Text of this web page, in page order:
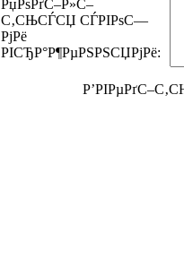
РџРѕРґС–Р»С–
С‚СЊСЃСЏ СЃРІРѕС—
РјРё
РІСЂР°Р¶РµРЅРЅСЏРјРё: